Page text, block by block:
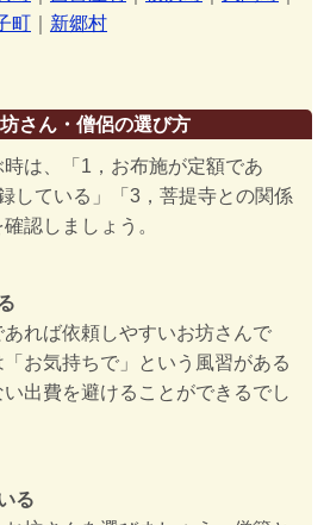
町 新郷村
さん・僧侶の選び方
は、「1，お布施が定額であ
している」「3，菩提寺との関係
認しましょう。
れば依頼しやすいお坊さんで
お気持ちで」という風習がある
出費を避けることができるでし
る